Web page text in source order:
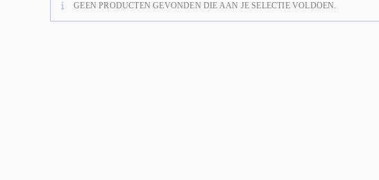
GEEN PRODUCTEN GEVONDEN DIE AAN JE SELECTIE VOLDOEN.